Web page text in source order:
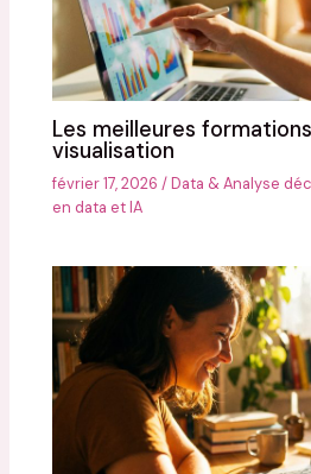
Les meilleures
visualisation
février 17, 2026/Data & Analyse
en data et IA